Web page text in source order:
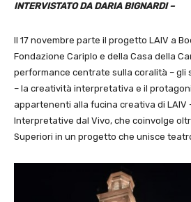
INTERVISTATO DA DARIA BIGNARDI –
Il 17 novembre parte il progetto LAIV a
Fondazione Cariplo e della Casa della
performance centrate sulla coralità – gli
– la creatività interpretativa e il
appartenenti alla fucina creativa di LAIV
Interpretative dal Vivo, che coinvolge
Superiori in un progetto che unisce